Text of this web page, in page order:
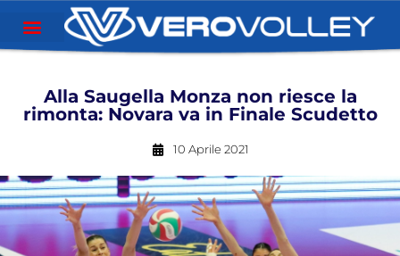
Alla Saugella Monza non riesce la
rimonta: Novara va in Finale Scudetto
10 Aprile 2021